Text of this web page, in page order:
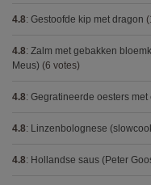
4.8: Gestoofde kip met dragon
4.8: Zalm met gebakken
Meus) (6 votes)
4.8: Gegratineerde oesters met
4.8: Linzenbolognese
4.8: Hollandse saus (Peter